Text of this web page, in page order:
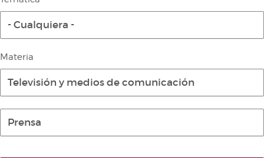
Diario de la Diputación Permanente
Informe BOC
Publicaciones no oficiales
Anuario de Derecho Parlamentario
Temes de Les Corts Valencianes
Cortes Forales
- Cualquiera -
Materia
Televisión y medios de comunicación
Prensa